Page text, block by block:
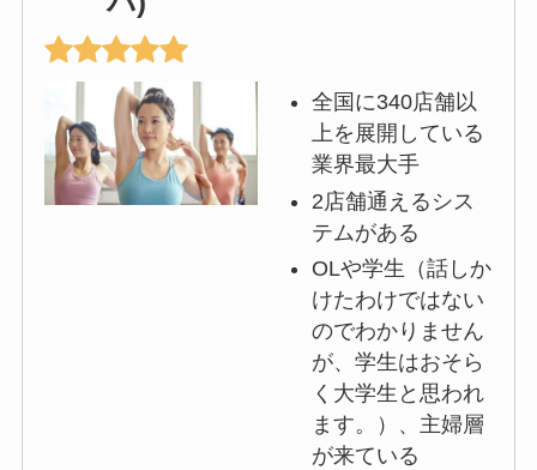
全国に340店舗以
上を展開している
業界最大手
2店舗通えるシス
テムがある
OLや学生（話しか
けたわけではない
のでわかりません
が、学生はおそら
く大学生と思われ
ます。）、主婦層
が来ている